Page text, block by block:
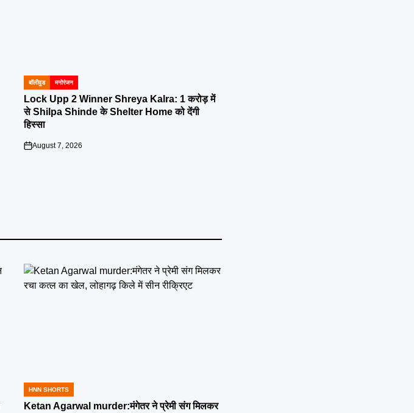
POSTED
IN
बॉलीवुड मनोरंजन
Lock Upp 2 Winner Shreya Kalra: 1 करोड़ में
से Shilpa Shinde के Shelter Home को देंगी
हिस्सा
on
August 7, 2026
POSTED
IN
HNN SHORTS
Ketan Agarwal murder:मंगेतर ने प्रेमी संग मिलकर